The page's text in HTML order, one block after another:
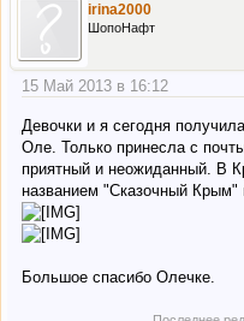
irina2000
ШопоНафт
15 Май 2013 в 16:12
Девочки и я сегодня
Оле. Только принесла с
приятный и неожиданный. В
названием "Сказочный
Большое спасибо Олечке.